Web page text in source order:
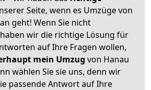
Seite, wenn es Umzüge von
geht! Wenn Sie nicht
wir die richtige Lösung für
auf Ihre Fragen wollen,
mein Umzug von Hanau
wählen Sie sie uns, denn wir
passende Antwort auf Ihre